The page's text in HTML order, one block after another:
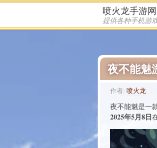
喷火龙手游网
夜不能魅
作者: 喷火龙
夜不能魅是一
2025年5月8日